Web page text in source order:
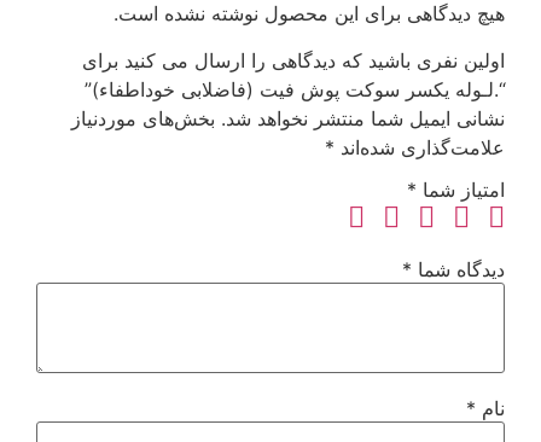
هیچ دیدگاهی برای این محصول نوشته نشده است.
اولین نفری باشید که دیدگاهی را ارسال می کنید برای
“.لـوله یکسر سوکت پوش فیت (فاضلابی خوداطفاء)”
نشانی ایمیل شما منتشر نخواهد شد. بخش‌های موردنیاز
علامت‌گذاری شده‌اند *
امتیاز شما *
دیدگاه شما *
نام *